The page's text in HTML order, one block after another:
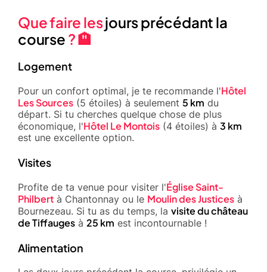
Que faire lesjours précédant la
course ? 🏨
Logement
Pour un confort optimal, je te recommande l'Hôtel
Les Sources (5 étoiles) à seulement 5 km du
départ. Si tu cherches quelque chose de plus
économique, l'Hôtel Le Montois (4 étoiles) à 3 km
est une excellente option.
Visites
Profite de ta venue pour visiter l'Église Saint-
Philbert à Chantonnay ou le Moulin des Justices à
Bournezeau. Si tu as du temps, la visite du château
de Tiffauges à 25 km est incontournable !
Alimentation